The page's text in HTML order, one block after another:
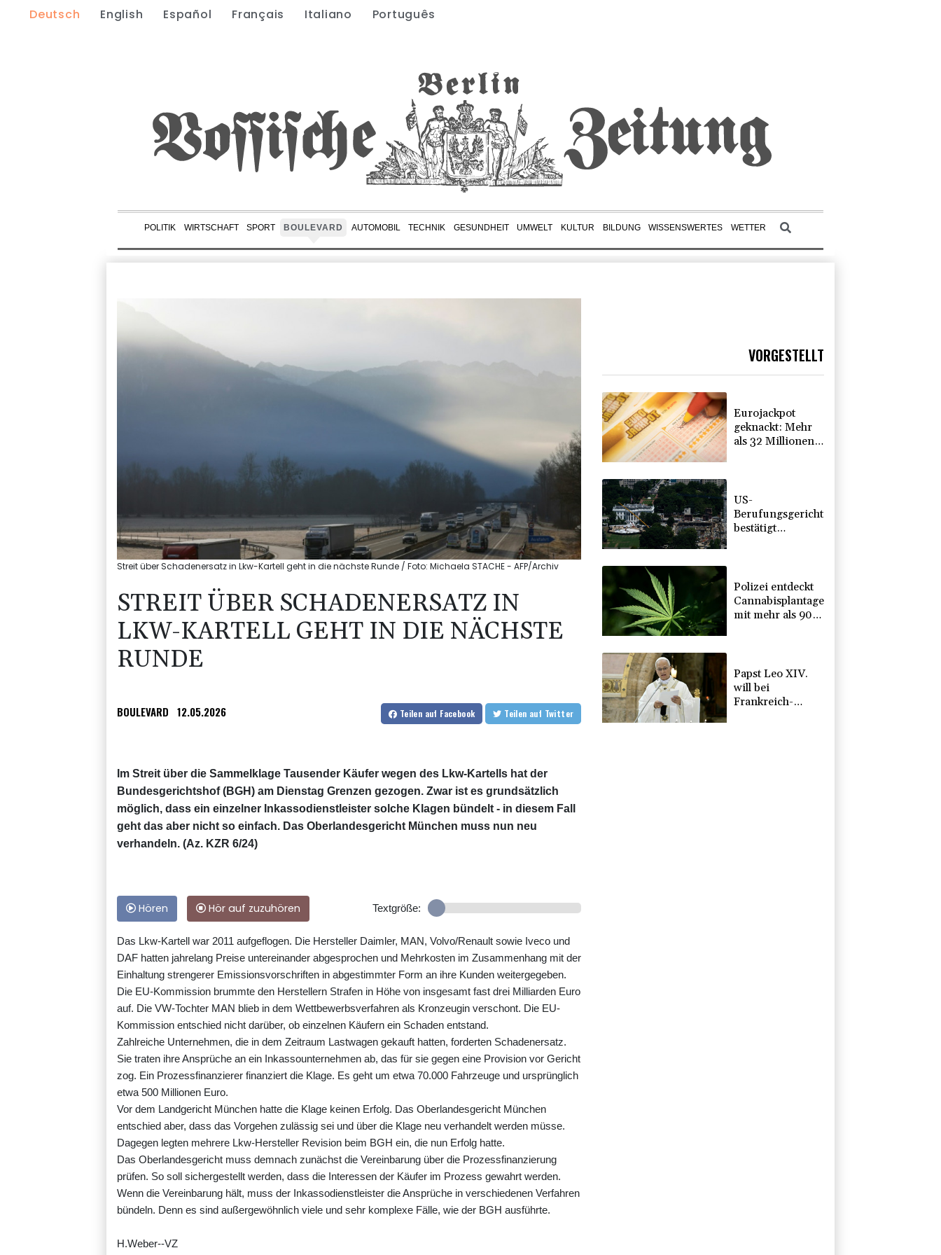
Deutsch English Español Français Italiano Português
POLITIK WIRTSCHAFT SPORT BOULEVARD AUTOMOBIL TECHNIK GESUNDHEIT UMWELT KULTUR BILDUNG WISSENSWERTES WETTER
Streit über Schadenersatz in Lkw-Kartell geht in die nächste Runde / Foto: Michaela STACHE - AFP/Archiv
STREIT ÜBER SCHADENERSATZ IN
LKW-KARTELL GEHT IN DIE NÄCHSTE
RUNDE
BOULEVARD 12.05.2026 Teilen auf Facebook Teilen auf Twitter
Im Streit über die Sammelklage Tausender Käufer wegen des Lkw-Kartells hat der
Bundesgerichtshof (BGH) am Dienstag Grenzen gezogen. Zwar ist es grundsätzlich
möglich, dass ein einzelner Inkassodienstleister solche Klagen bündelt - in diesem Fall
geht das aber nicht so einfach. Das Oberlandesgericht München muss nun neu
verhandeln. (Az. KZR 6/24)
Hören Hör auf zuzuhören Textgröße:
Das Lkw-Kartell war 2011 aufgeflogen. Die Hersteller Daimler, MAN, Volvo/Renault sowie Iveco und
DAF hatten jahrelang Preise untereinander abgesprochen und Mehrkosten im Zusammenhang mit der
Einhaltung strengerer Emissionsvorschriften in abgestimmter Form an ihre Kunden weitergegeben.
Die EU-Kommission brummte den Herstellern Strafen in Höhe von insgesamt fast drei Milliarden Euro
auf. Die VW-Tochter MAN blieb in dem Wettbewerbsverfahren als Kronzeugin verschont. Die EU-
Kommission entschied nicht darüber, ob einzelnen Käufern ein Schaden entstand.
Zahlreiche Unternehmen, die in dem Zeitraum Lastwagen gekauft hatten, forderten Schadenersatz.
Sie traten ihre Ansprüche an ein Inkassounternehmen ab, das für sie gegen eine Provision vor Gericht
zog. Ein Prozessfinanzierer finanziert die Klage. Es geht um etwa 70.000 Fahrzeuge und ursprünglich
etwa 500 Millionen Euro.
Vor dem Landgericht München hatte die Klage keinen Erfolg. Das Oberlandesgericht München
entschied aber, dass das Vorgehen zulässig sei und über die Klage neu verhandelt werden müsse.
Dagegen legten mehrere Lkw-Hersteller Revision beim BGH ein, die nun Erfolg hatte.
Das Oberlandesgericht muss demnach zunächst die Vereinbarung über die Prozessfinanzierung
prüfen. So soll sichergestellt werden, dass die Interessen der Käufer im Prozess gewahrt werden.
Wenn die Vereinbarung hält, muss der Inkassodienstleister die Ansprüche in verschiedenen Verfahren
bündeln. Denn es sind außergewöhnlich viele und sehr komplexe Fälle, wie der BGH ausführte.
H.Weber--VZ
VORGESTELLT
Eurojackpot
geknackt: Mehr
als 32 Millionen
US-
Berufungsgericht
bestätigt
Ballsaal-Plänen
Polizei entdeckt
Cannabisplantage
mit mehr als 900
Papst Leo XIV.
will bei
Frankreich-